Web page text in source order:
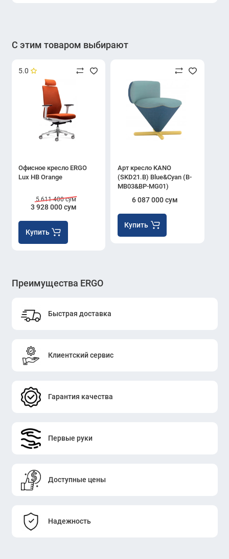
С этим товаром выбирают
5.0
Офисное кресло ERGO
Lux HB Orange
3 928 000 сум
5 611 400 сум
Купить
Арт кресло KANO
(SKD21.B) Blue&Cyan (B-
MB03&BP-MG01)
6 087 000 сум
Купить
Преимущества ERGO
Быстрая доставка
Клиентский сервис
Гарантия качества
Первые руки
Доступные цены
Надежность